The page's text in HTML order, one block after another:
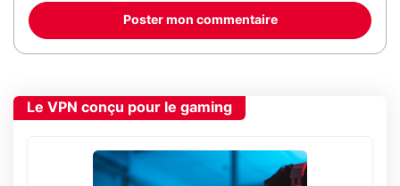
Poster mon commentaire
Le VPN conçu pour le gaming